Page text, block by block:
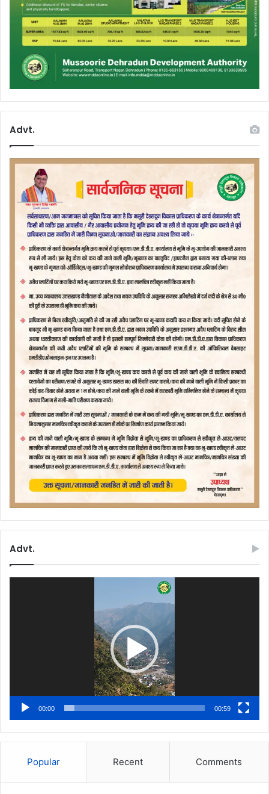
Advt.
Advt.
00:00 00:59
Popular Recent Comments